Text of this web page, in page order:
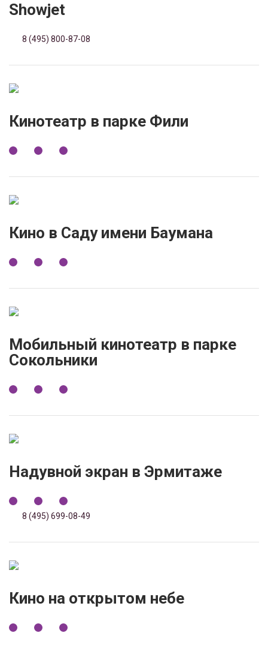
Showjet
8 (495) 800-87-08
Кинотеатр в парке Фили
Кино в Саду имени Баумана
Мобильный кинотеатр в парке
Сокольники
Надувной экран в Эрмитаже
8 (495) 699-08-49
Кино на открытом небе